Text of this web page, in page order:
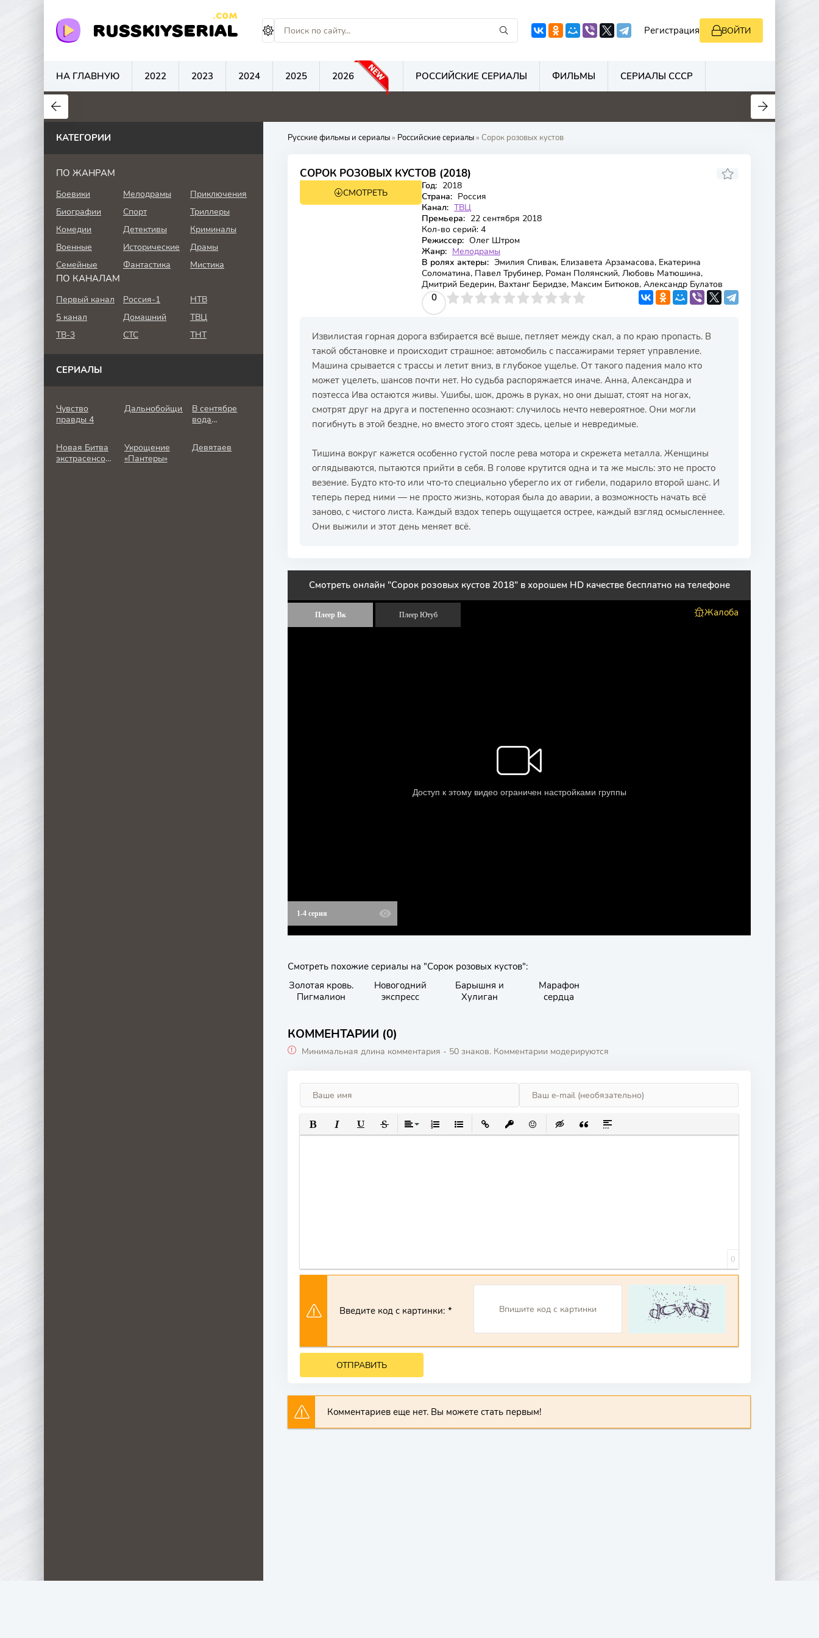
RUSSKIYSERIAL
.COM
Регистрация ВОЙТИ
НА ГЛАВНУЮ 2022 2023 2024 2025 2026 РОССИЙСКИЕ СЕРИАЛЫ ФИЛЬМЫ СЕРИАЛЫ СССР
0
Русские фильмы и сериалы» Российские сериалы» Сорок розовых кустов
СОРОК РОЗОВЫХ КУСТОВ (2018)
СМОТРЕТЬ
Год: 2018
Страна: Россия
Канал: ТВЦ
Премьера: 22 сентября 2018
Кол-во серий: 4
Режиссер: Олег Штром
Жанр: Мелодрамы
В ролях актеры: Эмилия Спивак, Елизавета Арзамасова, Екатерина
Соломатина, Павел Трубинер, Роман Полянский, Любовь Матюшина,
Дмитрий Бедерин, Вахтанг Беридзе, Максим Битюков, Александр Булатов
0
4 5 6 7 8 9 10
Извилистая горная дорога взбирается всё выше, петляет между скал, а по краю пропасть. В
такой обстановке и происходит страшное: автомобиль с пассажирами теряет управление.
Машина срывается с трассы и летит вниз, в глубокое ущелье. От такого падения мало кто
может уцелеть, шансов почти нет. Но судьба распоряжается иначе. Анна, Александра и
поэтесса Ива остаются живы. Ушибы, шок, дрожь в руках, но они дышат, стоят на ногах,
смотрят друг на друга и постепенно осознают: случилось нечто невероятное. Они могли
погибнуть в этой бездне, но вместо этого стоят здесь, целые и невредимые.
Тишина вокруг кажется особенно густой после рева мотора и скрежета металла. Женщины
оглядываются, пытаются прийти в себя. В голове крутится одна и та же мысль: это не просто
везение. Будто кто‑то или что‑то специально уберегло их от гибели, подарило второй шанс. И
теперь перед ними — не просто жизнь, которая была до аварии, а возможность начать всё
заново, с чистого листа. Каждый вздох теперь ощущается острее, каждый взгляд осмысленнее.
Они выжили и этот день меняет всё.
Смотреть онлайн "Сорок розовых кустов 2018" в хорошем HD качестве бесплатно на телефоне
Жалоба
Плеер Вк Плеер Ютуб
1-4 серия
Смотреть похожие сериалы на "Сорок розовых кустов":
Золотая кровь.
Пигмалион
Новогодний
экспресс
Барышня и
Хулиган
Марафон
сердца
КОММЕНТАРИИ (0)
Минимальная длина комментария - 50 знаков. Комментарии модерируются
ПОЛУЖИРНЫЙ
КУРСИВПОДЧЕРКНУТЫЙ
ЗАЧЕРКНУТЫЙ
ВЫРАВНИВАНИЕ
НУМЕРОВАННЫЙ СПИСОК
МАРКИРОВАННЫЙ СПИСОК
ВСТАВИТЬ ССЫЛКУ
ВСТАВИТЬ ЗАЩИЩЕННУЮ ССЫЛКУ
ВСТАВИТЬ СМАЙЛИК
ВСТАВКА СКРЫТОГО ТЕКСТА
ВСТАВКА ЦИТАТЫ
ВСТАВКА СПОЙЛЕРА
0
Введите код с картинки:
ОТПРАВИТЬ
Комментариев еще нет. Вы можете стать первым!
КАТЕГОРИИ
ПО ЖАНРАМ
Боевики Мелодрамы
Приключения
Биографии
Спорт
Триллеры
Комедии
Детективы
Криминалы
Военные
Исторические
Драмы
Семейные
Фантастика Мистика
ПО КАНАЛАМ
Первый канал Россия-1
НТВ
5 канал
Домашний
ТВЦ
ТВ-3
СТС ТНТ
СЕРИАЛЫ
Чувство
правды 4
Дальнобойщик
В сентябре
вода
Новая Битва
экстрасенсов
Укрощение
«Пантеры»
Девятаев